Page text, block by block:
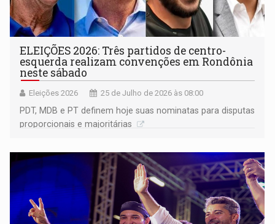
ELEIÇÕES 2026: Três partidos de centro-
esquerda realizam convenções em Rondônia
neste sábado
Eleições 2026 25 de Julho de 2026 às 08:00
PDT, MDB e PT definem hoje suas nominatas para disputas
proporcionais e majoritárias